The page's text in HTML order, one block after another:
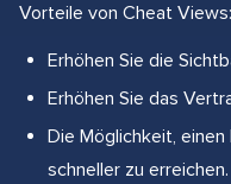
Vorteile von Cheat Views:
Erhöhen Sie die
Erhöhen Sie das
Die Möglichkeit,
schneller zu erreichen.